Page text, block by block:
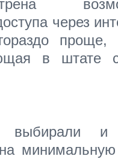
через
в штате
выбирали